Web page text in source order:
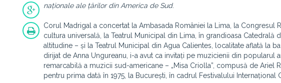
naționale ale țărilor din America de Sud.
Corul Madrigal a concertat la Ambasada României la Lima, la
cultura universală, la Teatrul Municipal din Lima, în grandioasa
altitudine – și la Teatrul Municipal din Agua Calientes, localitate aflată la
dirijat de Anna Ungureanu, i-a avut ca invitați pe muzicienii din popularul
remarcabilă a muzicii sud-americane – „Misa Criolla”, compusă de Ariel
pentru prima dată în 1975, la București, în cadrul Festivalului Internațional